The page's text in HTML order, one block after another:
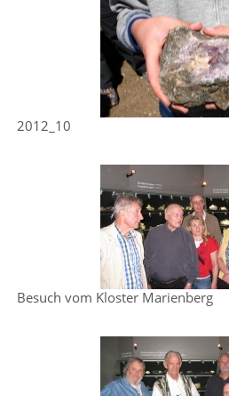
2012_10
Besuch vom Kloster Marienberg